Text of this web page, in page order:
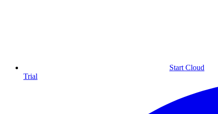
Start Cloud
Trial